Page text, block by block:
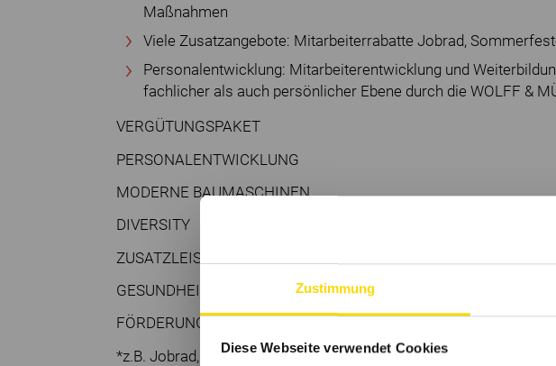
Zustimmung
Diese Webseite verwendet Cookies
Maßnahmen
Viele Zusatzangebote: Mitarbeiterrabatte Jobrad,
Personalentwicklung: Mitarbeiterentwicklung und
fachlicher als auch persönlicher Ebene durch die WOLFF &
VERGÜTUNGSPAKET
PERSONALENTWICKLUNG
MODERNE BAUMASCHINEN
DIVERSITY
ZUSATZLEISTUNGEN*
GESUNDHEITS
FÖRDERUNG
*z.B. Jobrad, Corporate Benefits (Rabattportal)